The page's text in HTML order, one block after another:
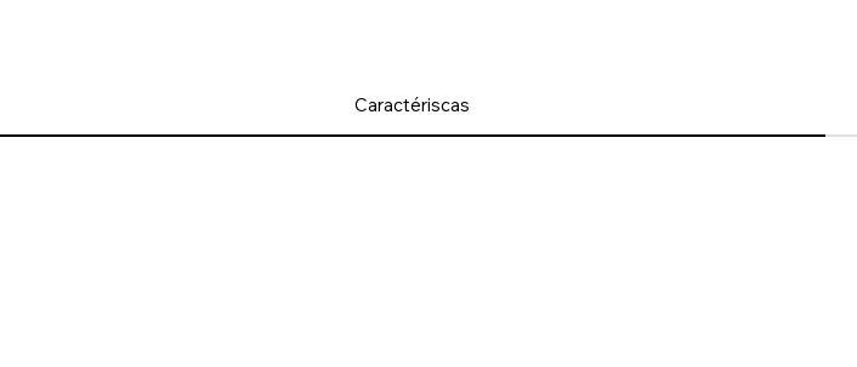
Caractériscas